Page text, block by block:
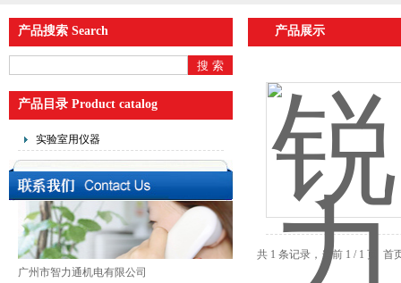
产品搜索 Search
产品目录 Product catalog
实验室用仪器
广州市智力通机电有限公司
产品展示
共 1 条记录，当前 1 / 1 页